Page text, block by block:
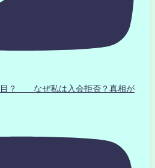
目？ なぜ私は入会拒否？真相が